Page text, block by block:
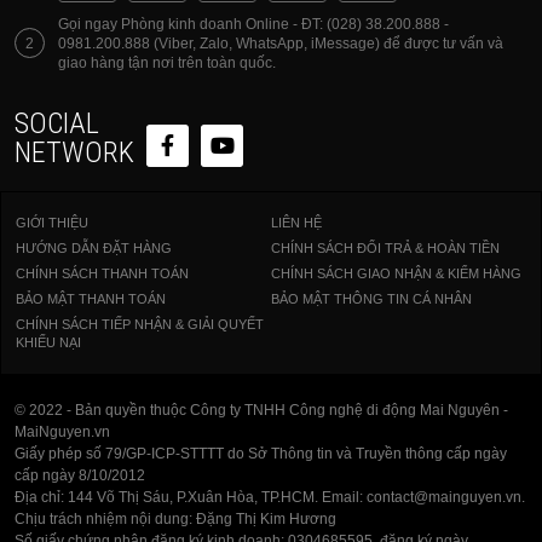
2
Gọi ngay Phòng kinh doanh Online - ĐT: (028) 38.200.888 -
0981.200.888 (Viber, Zalo, WhatsApp, iMessage) để được tư vấn và
giao hàng tận nơi trên toàn quốc.
SOCIAL
NETWORK
GIỚI THIỆU
LIÊN HỆ
HƯỚNG DẪN ĐẶT HÀNG
CHÍNH SÁCH ĐỔI TRẢ & HOÀN TIỀN
CHÍNH SÁCH THANH TOÁN
CHÍNH SÁCH GIAO NHẬN & KIỂM HÀNG
BẢO MẬT THANH TOÁN
BẢO MẬT THÔNG TIN CÁ NHÂN
CHÍNH SÁCH TIẾP NHẬN & GIẢI QUYẾT
KHIẾU NẠI
© 2022 - Bản quyền thuộc Công ty TNHH Công nghệ di động Mai Nguyên -
MaiNguyen.vn
Giấy phép số 79/GP-ICP-STTTT do Sở Thông tin và Truyền thông cấp ngày
cấp ngày 8/10/2012
Địa chỉ: 144 Võ Thị Sáu, P.Xuân Hòa, TP.HCM. Email: contact@mainguyen.vn.
Chịu trách nhiệm nội dung: Đặng Thị Kim Hương